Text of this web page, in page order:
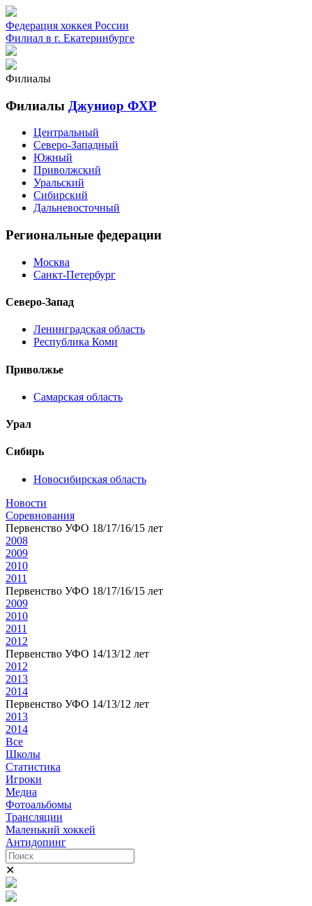
Федерация хоккея России
Филиал в г. Екатеринбурге
Филиалы
Филиалы Джуниор ФХР
Центральный
Северо-Западный
Южный
Приволжский
Уральский
Сибирский
Дальневосточный
Региональные федерации
Москва
Санкт-Петербург
Северо-Запад
Ленинградская область
Республика Коми
Приволжье
Самарская область
Урал
Сибирь
Новосибирская область
Новости
Соревнования
Первенство УФО 18/17/16/15 лет
2008
2009
2010
2011
Первенство УФО 18/17/16/15 лет
2009
2010
2011
2012
Первенство УФО 14/13/12 лет
2012
2013
2014
Первенство УФО 14/13/12 лет
2013
2014
Все
Школы
Статистика
Игроки
Медиа
Фотоальбомы
Трансляции
Маленький хоккей
Антидопинг
✕